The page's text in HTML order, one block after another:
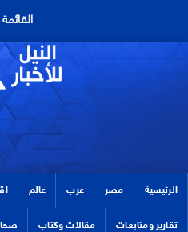
القائمة
الرئيسية مصر عرب عالم
تقارير ومتابعات مقالات وكتاب